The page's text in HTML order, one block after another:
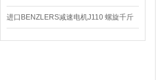
排屑机
进口BENZLERS减速电机J110 螺旋千斤
顶BD-58